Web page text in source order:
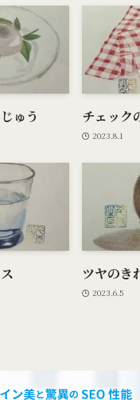
ゅう チェック
2023.8.1
ツヤのき
2023.6.5